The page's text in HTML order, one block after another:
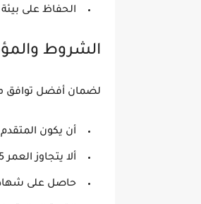
الحفاظ على
الشروط
لضمان أفضل توافق
أن يكون
ألا يتجاوز العمر 35 عاماً.
حاصل على شهادة